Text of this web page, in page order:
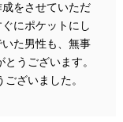
をさせていただ
にポケットにし
た男性も、無事
うございます。
ざいました。